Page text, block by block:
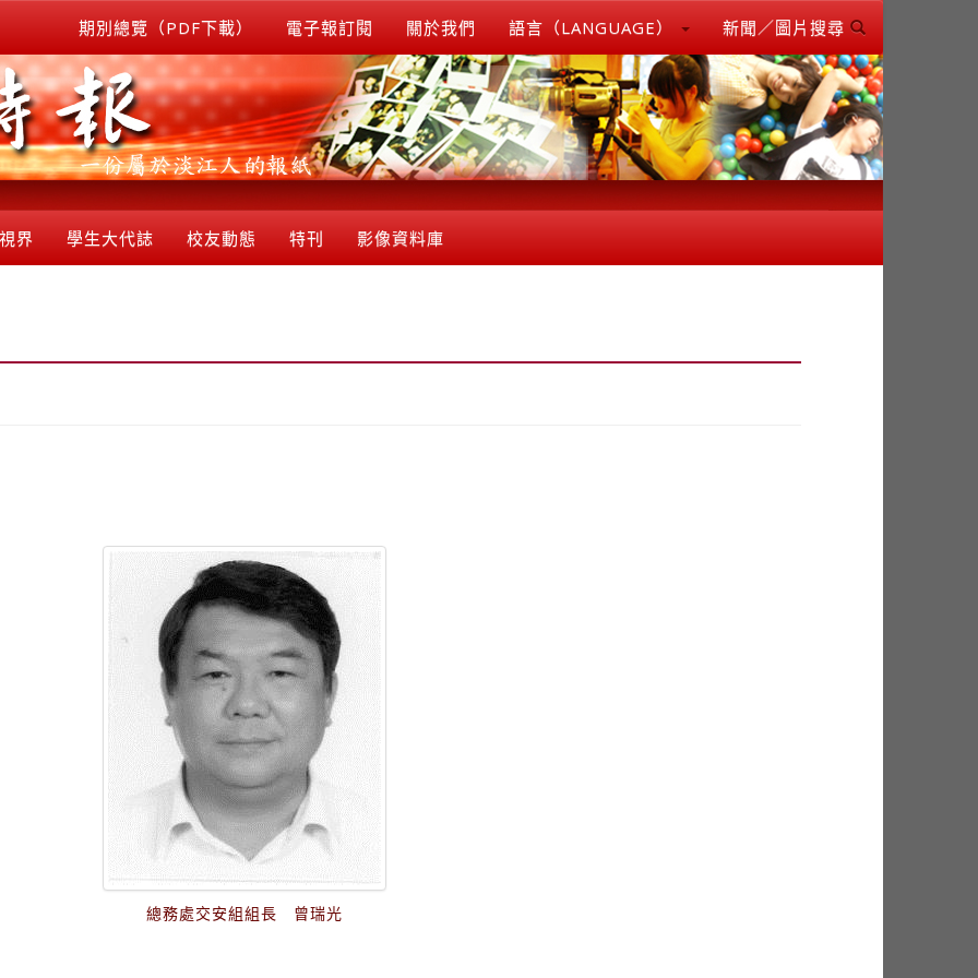
期別總覽（PDF下載） 電子報訂閱 關於我們 語言（LANGUAGE） 新聞／圖片搜尋
界 學生大代誌 校友動態 特刊 影像資料庫
總務處交安組組長 曾瑞光